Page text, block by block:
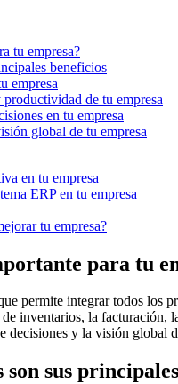
tu empresa?
beneficios
empresa
de tu empresa
en tu empresa
global de tu empresa
en tu empresa
ERP en tu empresa
tu empresa?
para tu
permite integrar todos los
inventarios, la
decisiones y la visión global
sus